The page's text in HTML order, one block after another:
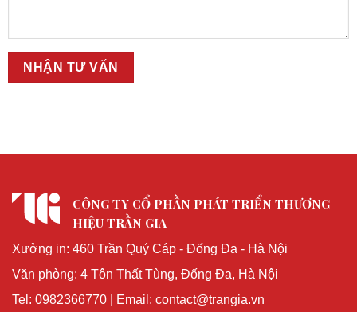
CÔNG TY CỔ PHẦN PHÁT TRIỂN THƯƠNG
HIỆU TRẦN GIA
Xưởng in: 460 Trần Quý Cáp - Đống Đa - Hà Nội
Văn phòng: 4 Tôn Thất Tùng, Đống Đa, Hà Nội
Tel: 0982366770 | Email: contact@trangia.vn